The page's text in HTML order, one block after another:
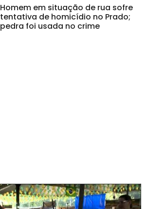
Homem em situação de rua sofre
tentativa de homicídio no Prado;
pedra foi usada no crime